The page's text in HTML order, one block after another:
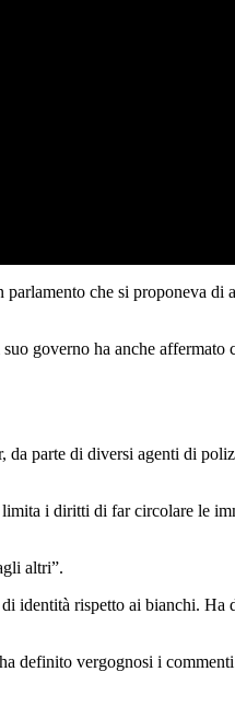
che si proponeva di
governo ha anche affermato
parte di diversi agenti di
i diritti di far circolare le
altri”.
rispetto ai bianchi. Ha
definito vergognosi i